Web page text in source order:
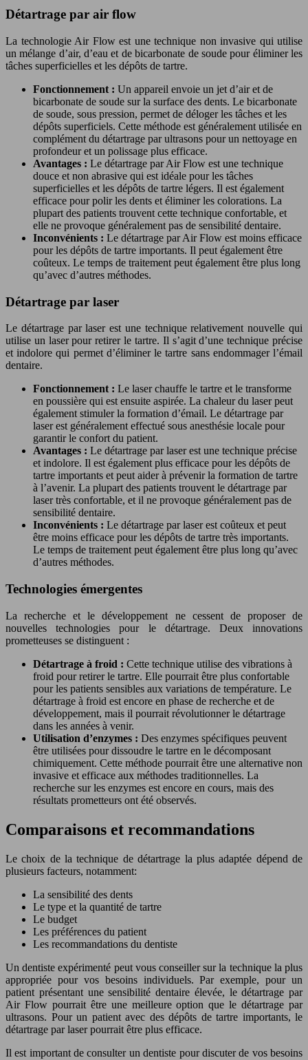
Détartrage par air flow
La technologie Air Flow est une technique non invasive qui utilise
un mélange d’air, d’eau et de bicarbonate de soude pour éliminer les
tâches superficielles et les dépôts de tartre.
Fonctionnement : Un appareil envoie un jet d’air et de
bicarbonate de soude sur la surface des dents. Le bicarbonate
de soude, sous pression, permet de déloger les tâches et les
dépôts superficiels. Cette méthode est généralement utilisée en
complément du détartrage par ultrasons pour un nettoyage en
profondeur et un polissage plus efficace.
Avantages : Le détartrage par Air Flow est une technique
douce et non abrasive qui est idéale pour les tâches
superficielles et les dépôts de tartre légers. Il est également
efficace pour polir les dents et éliminer les colorations. La
plupart des patients trouvent cette technique confortable, et
elle ne provoque généralement pas de sensibilité dentaire.
Inconvénients : Le détartrage par Air Flow est moins efficace
pour les dépôts de tartre importants. Il peut également être
coûteux. Le temps de traitement peut également être plus long
qu’avec d’autres méthodes.
Détartrage par laser
Le détartrage par laser est une technique relativement nouvelle qui
utilise un laser pour retirer le tartre. Il s’agit d’une technique précise
et indolore qui permet d’éliminer le tartre sans endommager l’émail
dentaire.
Fonctionnement : Le laser chauffe le tartre et le transforme
en poussière qui est ensuite aspirée. La chaleur du laser peut
également stimuler la formation d’émail. Le détartrage par
laser est généralement effectué sous anesthésie locale pour
garantir le confort du patient.
Avantages : Le détartrage par laser est une technique précise
et indolore. Il est également plus efficace pour les dépôts de
tartre importants et peut aider à prévenir la formation de tartre
à l’avenir. La plupart des patients trouvent le détartrage par
laser très confortable, et il ne provoque généralement pas de
sensibilité dentaire.
Inconvénients : Le détartrage par laser est coûteux et peut
être moins efficace pour les dépôts de tartre très importants.
Le temps de traitement peut également être plus long qu’avec
d’autres méthodes.
Technologies émergentes
La recherche et le développement ne cessent de proposer de
nouvelles technologies pour le détartrage. Deux innovations
prometteuses se distinguent :
Détartrage à froid : Cette technique utilise des vibrations à
froid pour retirer le tartre. Elle pourrait être plus confortable
pour les patients sensibles aux variations de température. Le
détartrage à froid est encore en phase de recherche et de
développement, mais il pourrait révolutionner le détartrage
dans les années à venir.
Utilisation d’enzymes : Des enzymes spécifiques peuvent
être utilisées pour dissoudre le tartre en le décomposant
chimiquement. Cette méthode pourrait être une alternative non
invasive et efficace aux méthodes traditionnelles. La
recherche sur les enzymes est encore en cours, mais des
résultats prometteurs ont été observés.
Comparaisons et recommandations
Le choix de la technique de détartrage la plus adaptée dépend de
plusieurs facteurs, notamment:
La sensibilité des dents
Le type et la quantité de tartre
Le budget
Les préférences du patient
Les recommandations du dentiste
Un dentiste expérimenté peut vous conseiller sur la technique la plus
appropriée pour vos besoins individuels. Par exemple, pour un
patient présentant une sensibilité dentaire élevée, le détartrage par
Air Flow pourrait être une meilleure option que le détartrage par
ultrasons. Pour un patient avec des dépôts de tartre importants, le
détartrage par laser pourrait être plus efficace.
Il est important de consulter un dentiste pour discuter de vos besoins